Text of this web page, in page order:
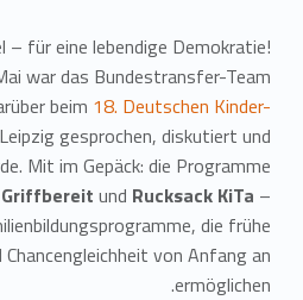
– für eine lebendige Demokratie!
war das Bundestransfer-Team
beim 18. Deutschen Kinder-
gesprochen, diskutiert und
Mit im Gepäck: die Programme
Griffbereit und Rucksack KiTa –
die frühe
von Anfang an
ermöglichen.